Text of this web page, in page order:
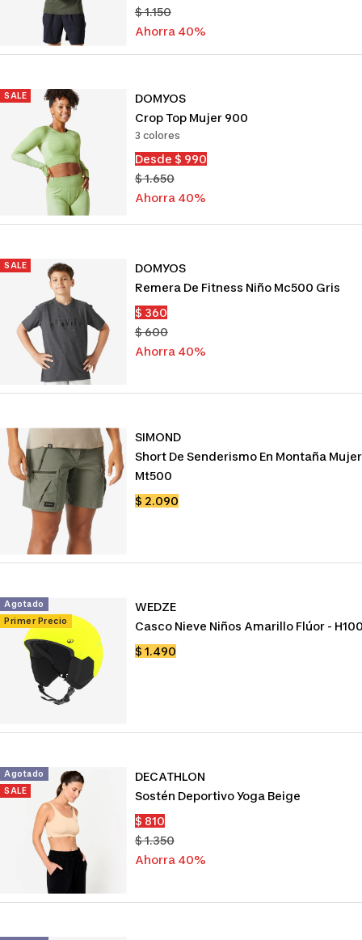
de
venta
Precio
normal
$ 1.150
Ahorra 40%
SALE
DOMYOS
Crop Top Mujer 900
3 colores
Precio
de
venta
Desde $ 990
Precio
normal
$ 1.650
Ahorra 40%
SALE
DOMYOS
Remera De Fitness Niño Mc500 Gris
Precio
de
venta
$ 360
Precio
normal
$ 600
Ahorra 40%
SIMOND
Short De Senderismo En Montaña Mujer
Mt500
Precio
$ 2.090
Agotado
Primer Precio
WEDZE
Casco Nieve Niños Amarillo Flúor -
Precio
$ 1.490
Agotado
SALE
DECATHLON
Sostén Deportivo Yoga Beige
Precio
de
venta
$ 810
Precio
normal
$ 1.350
Ahorra 40%